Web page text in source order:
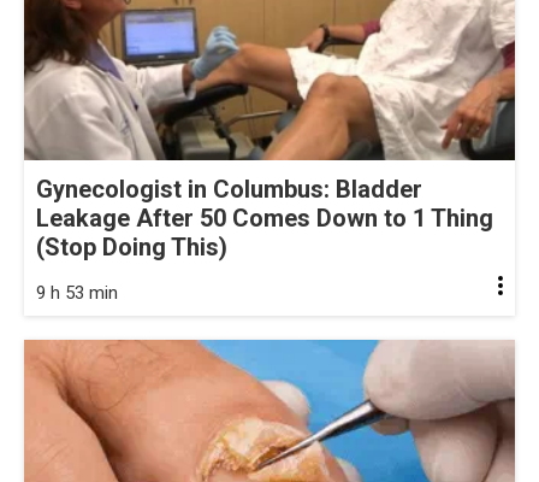
Gynecologist in Columbus: Bladder
Leakage After 50 Comes Down to 1 Thing
(Stop Doing This)
9 h 53 min